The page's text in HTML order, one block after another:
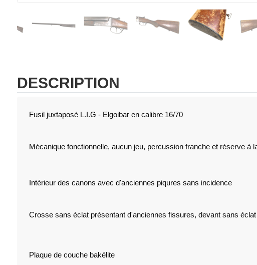
DESCRIPTION
Fusil juxtaposé L.I.G - Elgoibar en calibre 16/70
Mécanique fonctionnelle, aucun jeu, percussion franche et réserve à
Intérieur des canons avec d'anciennes piqures sans incidence
Crosse sans éclat présentant d'anciennes fissures, devant sans
Plaque de couche bakélite